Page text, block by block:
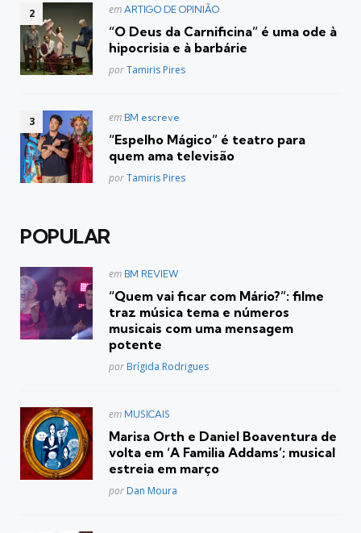
Postado
em ARTIGO DE OPINIÃO
“O Deus da Carnificina” é uma ode à
hipocrisia e à barbárie
Posted
porTamiris Pires
Postado
em BM escreve
“Espelho Mágico” é teatro para
quem ama televisão
Posted
porTamiris Pires
POPULAR
Postado
em BM REVIEW
“Quem vai ficar com Mário?”: filme
traz música tema e números
musicais com uma mensagem
potente
Posted
por Brígida Rodrigues
Postado
em MUSICAIS
Marisa Orth e Daniel Boaventura de
volta em ‘A Familia Addams’; musical
estreia em março
Posted
por Dan Moura